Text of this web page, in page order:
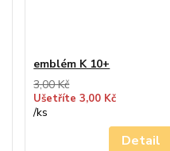
emblém K 10+
3,00 Kč
Ušetříte 3,00 Kč
/ks
Detail